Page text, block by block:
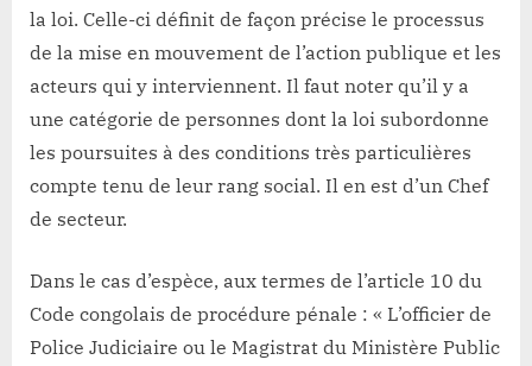
la loi. Celle-ci définit de façon précise le processus
de la mise en mouvement de l’action publique et les
acteurs qui y interviennent. Il faut noter qu’il y a
une catégorie de personnes dont la loi subordonne
les poursuites à des conditions très particulières
compte tenu de leur rang social. Il en est d’un Chef
de secteur.
Dans le cas d’espèce, aux termes de l’article 10 du
Code congolais de procédure pénale : « L’officier de
Police Judiciaire ou le Magistrat du Ministère Public